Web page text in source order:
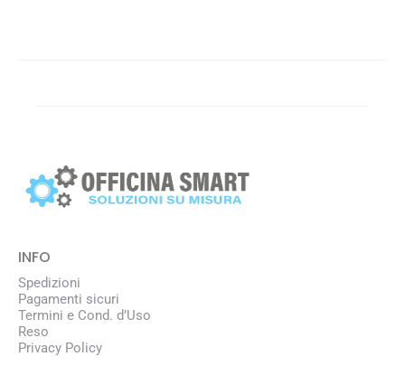
INFO
Spedizioni
Pagamenti sicuri
Termini e Cond. d’Uso
Reso
Privacy Policy